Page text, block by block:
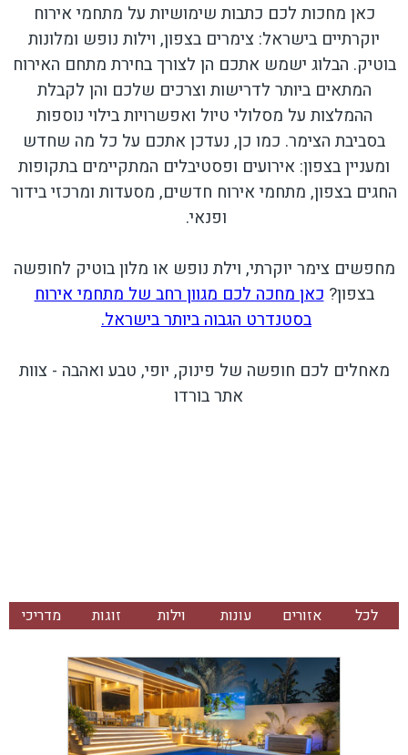
כאן מחכות לכם כתבות שימושיות על מתחמי אירוח
יוקרתיים בישראל: צימרים בצפון, וילות נופש ומלונות
בוטיק. הבלוג ישמש אתכם הן לצורך בחירת מתחם האירוח
המתאים ביותר לדרישות וצרכים שלכם והן לקבלת
ההמלצות על מסלולי טיול ואפשרויות בילוי נוספות
בסביבת הצימר. כמו כן, נעדכן אתכם על כל מה שחדש
ומעניין בצפון: אירועים ופסטיבלים המתקיימים בתקופות
החגים בצפון, מתחמי אירוח חדשים, מסעדות ומרכזי בידור
ופנאי.
מחפשים צימר יוקרתי, וילת נופש או מלון בוטיק לחופשה
בצפון?כאן מחכה לכם מגוון רחב של מתחמי אירוח
בסטנדרט הגבוה ביותר בישראל.
מאחלים לכם חופשה של פינוק, יופי, טבע ואהבה - צוות
אתר בורדו
לכל
אזורים
עונות
וילות
זוגות
מדריכי